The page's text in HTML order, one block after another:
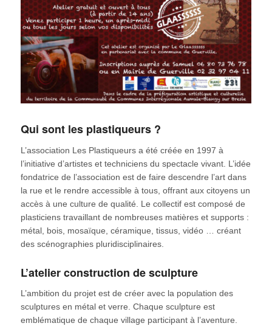
Qui sont les plastiqueurs ?
L’association Les Plastiqueurs a été créée en 1997 à
l’initiative d’artistes et techniciens du spectacle vivant. L’idée
fondatrice de l’association est de faire descendre l’art dans
la rue et le rendre accessible à tous, offrant aux citoyens un
accès à une culture de qualité. Le collectif est composé de
plasticiens travaillant de nombreuses matières et supports :
métal, bois, mosaïque, céramique, tissus, vidéo … créant
des scénographies pluridisciplinaires.
L’atelier construction de sculpture
L’ambition du projet est de créer avec la population des
sculptures en métal et verre. Chaque sculpture est
emblématique de chaque village participant à l’aventure.